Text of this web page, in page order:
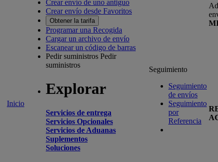
Inicio
Crear envío de uno antiguo
Crear envío desde Favoritos
Obtener la tarifa
Programar una Recogida
Cargar un archivo de envío
Escanear un código de barras
Pedir suministros Pedir
suministros
Explorar
Servicios de entrega
Servicios Opcionales
Servicios de Aduanas
Suplementos
Soluciones
Seguimiento
Seguimiento
de envíos
Seguimiento
por
Referencia